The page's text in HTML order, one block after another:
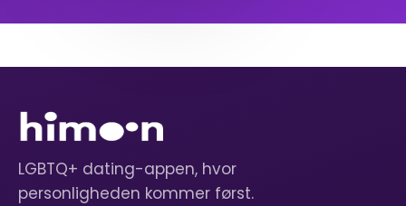
LGBTQ+ dating-appen, hvor
personligheden kommer først.